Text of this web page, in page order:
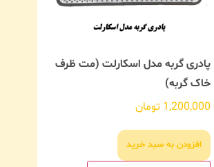
پادری گربه مدل اسکارلت (مت ظرف
خاک گربه)
1,200,000 تومان
افزودن به سبد خرید